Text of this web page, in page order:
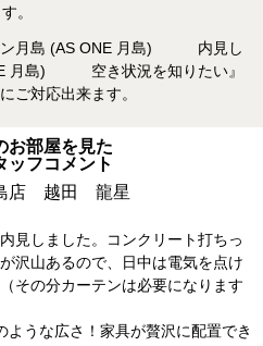
。
ン月島 (AS ONE 月島) 内見し
月島) 空き状況を知りたい』
ご対応出来ます。
お部屋を見た
ッフコメント
店 越田 龍星
見しました。コンクリート打ちっ
沢山あるので、日中は電気を点け
その分カーテンは必要になります
うな広さ！家具が贅沢に配置でき